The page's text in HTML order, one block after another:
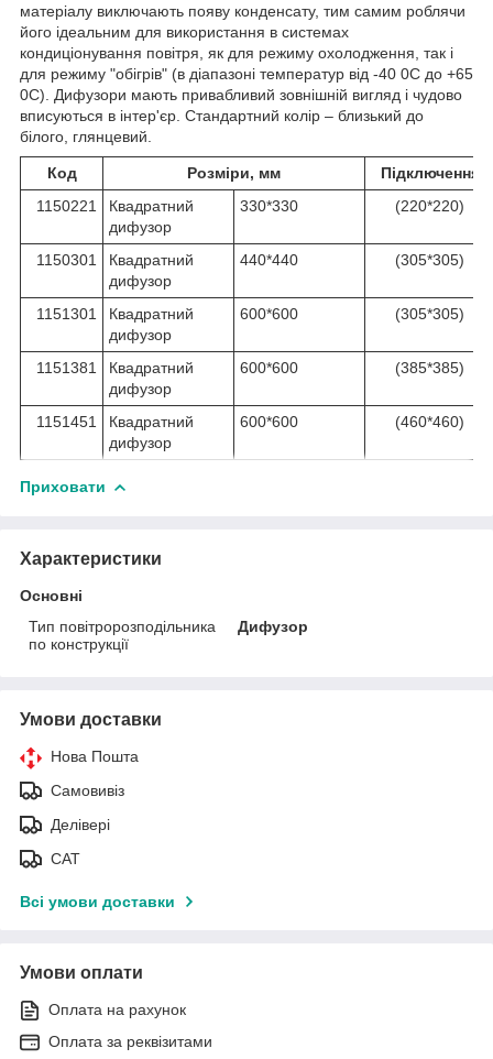
матеріалу виключають появу конденсату, тим самим роблячи
його ідеальним для використання в системах
кондиціонування повітря, як для режиму охолодження, так і
для режиму "обігрів" (в діапазоні температур від -40 0С до +65
0С). Дифузори мають привабливий зовнішній вигляд і чудово
вписуються в інтер'єр. Стандартний колір – близький до
білого, глянцевий.
Код Розміри, мм
Підключення
1150221
Квадратний
дифузор
330*330 (220*220)
1150301
Квадратний
дифузор
440*440 (305*305)
1151301
Квадратний
дифузор
600*600 (305*305)
1151381
Квадратний
дифузор
600*600 (385*385)
1151451
Квадратний
дифузор
600*600 (460*460)
Приховати
Характеристики
Основні
Тип повітророзподільника
по конструкції
Дифузор
Умови доставки
Нова Пошта
Самовивіз
Делівері
САТ
Всі умови доставки
Умови оплати
Оплата на рахунок
Оплата за реквізитами